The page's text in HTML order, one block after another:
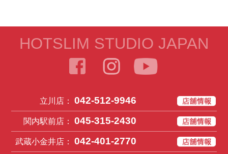
HOTSLIM STUDIO JAPAN
立川店： 042-512-9946
関内駅前店： 045-315-2430
武蔵小金井店： 042-401-2770